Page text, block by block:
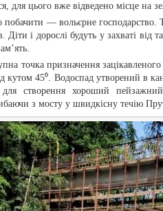
для цього вже відведено місце на
побачити — вольєрне господарство.
Діти і дорослі будуть у захваті
точка призначення
кутом 45⁰. Водоспад утворений в
для створення хороший
з мосту у швидкісну течію